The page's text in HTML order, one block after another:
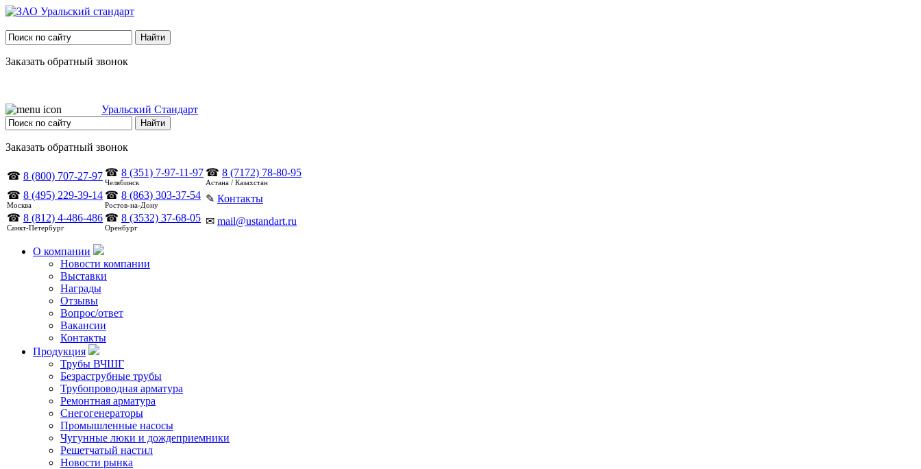
Заказать обратный звонок
Уральский Стандарт
Заказать обратный звонок
☎ 8 (800) 707-27-97 ☎ 8 (351) 7-97-11-97
Челябинск
☎ 8 (7172) 78-80-95
Астана / Казахстан
☎ 8 (495) 229-39-14
Москва
☎ 8 (863) 303-37-54
Ростов-на-Дону
✎ Контакты
☎ 8 (812) 4-486-486
Санкт-Петербург
☎ 8 (3532) 37-68-05
Оренбург
✉ mail@ustandart.ru
О компании
Новости компании
Выставки
Награды
Отзывы
Вопрос/ответ
Вакансии
Контакты
Продукция
Трубы ВЧШГ
Безраструбные трубы
Трубопроводная арматура
Ремонтная арматура
Снегогенераторы
Промышленные насосы
Чугунные люки и дождеприемники
Решетчатый настил
Новости рынка